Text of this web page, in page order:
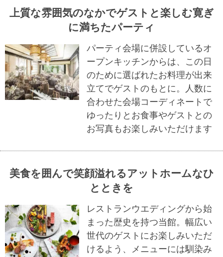
上質な雰囲気のなかでゲストと楽しむ寛ぎ
に満ちたパーティ
パーティ会場に併設しているオ
ープンキッチンからは、この日
のために選ばれたお料理が出来
立てでゲストのもとに。人数に
合わせた会場コーディネートで
ゆったりとお食事やゲストとの
お写真もお楽しみいただけます
美食を囲んで笑顔溢れるアットホームなひ
とときを
レストランウエディングから始
まった歴史を持つ当館。幅広い
世代のゲストにお楽しみいただ
けるよう、メニューには馴染み